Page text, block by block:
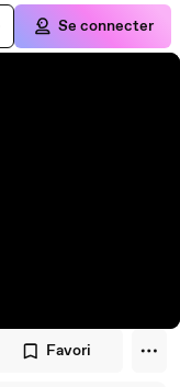
Se connecter
Favori